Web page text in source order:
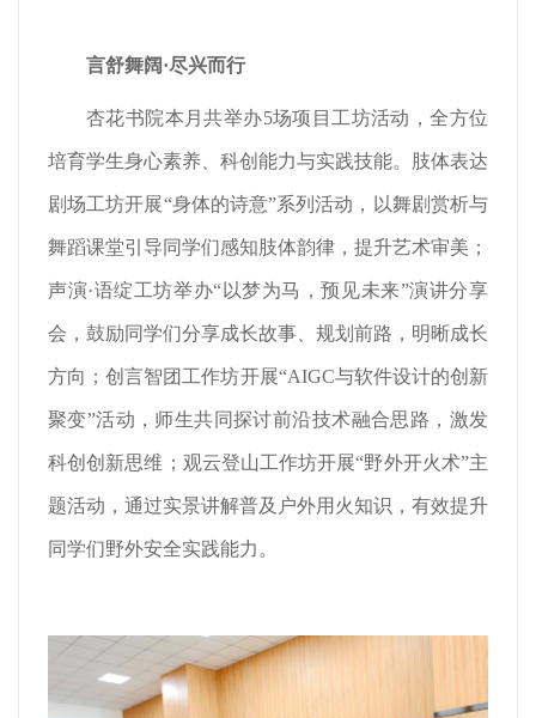
言舒舞阔·尽兴而行
杏花书院本月共举办5场项目工坊活动，全方位
培育学生身心素养、科创能力与实践技能。肢体表达
剧场工坊开展“身体的诗意”系列活动，以舞剧赏析与
舞蹈课堂引导同学们感知肢体韵律，提升艺术审美；
声演·语绽工坊举办“以梦为马，预见未来”演讲分享
会，鼓励同学们分享成长故事、规划前路，明晰成长
方向；创言智团工作坊开展“AIGC与软件设计的创新
聚变”活动，师生共同探讨前沿技术融合思路，激发
科创创新思维；观云登山工作坊开展“野外开火术”主
题活动，通过实景讲解普及户外用火知识，有效提升
同学们野外安全实践能力。